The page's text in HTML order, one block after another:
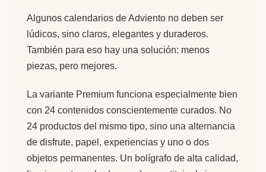
Algunos calendarios de Adviento no deben ser
lúdicos, sino claros, elegantes y duraderos.
También para eso hay una solución: menos
piezas, pero mejores.
La variante Premium funciona especialmente bien
con 24 contenidos conscientemente curados. No
24 productos del mismo tipo, sino una alternancia
de disfrute, papel, experiencias y uno o dos
objetos permanentes. Un bolígrafo de alta calidad,